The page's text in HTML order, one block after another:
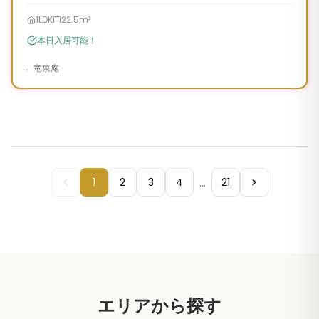
1LDK
22.5m²
本日入居可能！
竜泉庵
1 2 3 4 ... 21
エリアから探す